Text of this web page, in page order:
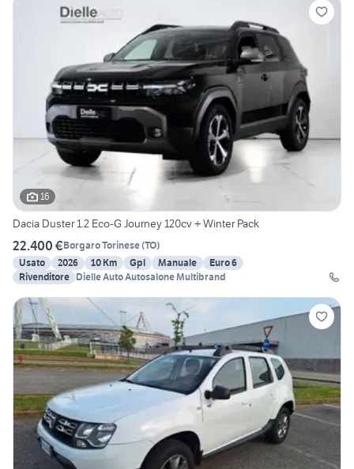
16
Dacia Duster 1.2 Eco-G Journey 120cv + Winter Pack
22.400 €Borgaro Torinese(TO)
Usato
2026 10 Km Gpl Manuale
Euro 6
Rivenditore Dielle Auto Autosalone Multibrand